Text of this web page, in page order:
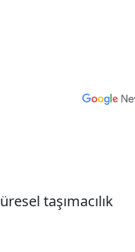
taşımacılık